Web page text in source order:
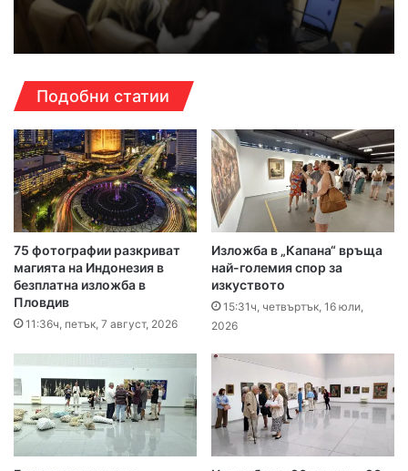
Подобни статии
75 фотографии разкриват
магията на Индонезия в
безплатна изложба в
Пловдив
11:36ч, петък, 7 август, 2026
Изложба в „Капана“ връща
най-големия спор за
изкуството
15:31ч, четвъртък, 16 юли,
2026